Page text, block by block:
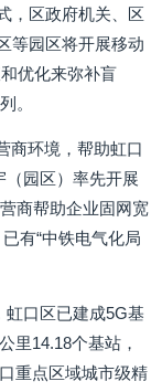
，区政府机关、区
等园区将开展移动
优化来弥补盲
。
商环境，帮助虹口
（园区）率先开展
商帮助企业固网宽
有“中铁电气化局
虹口区已建成5G基
里14.18个基站，
重点区域城市级精